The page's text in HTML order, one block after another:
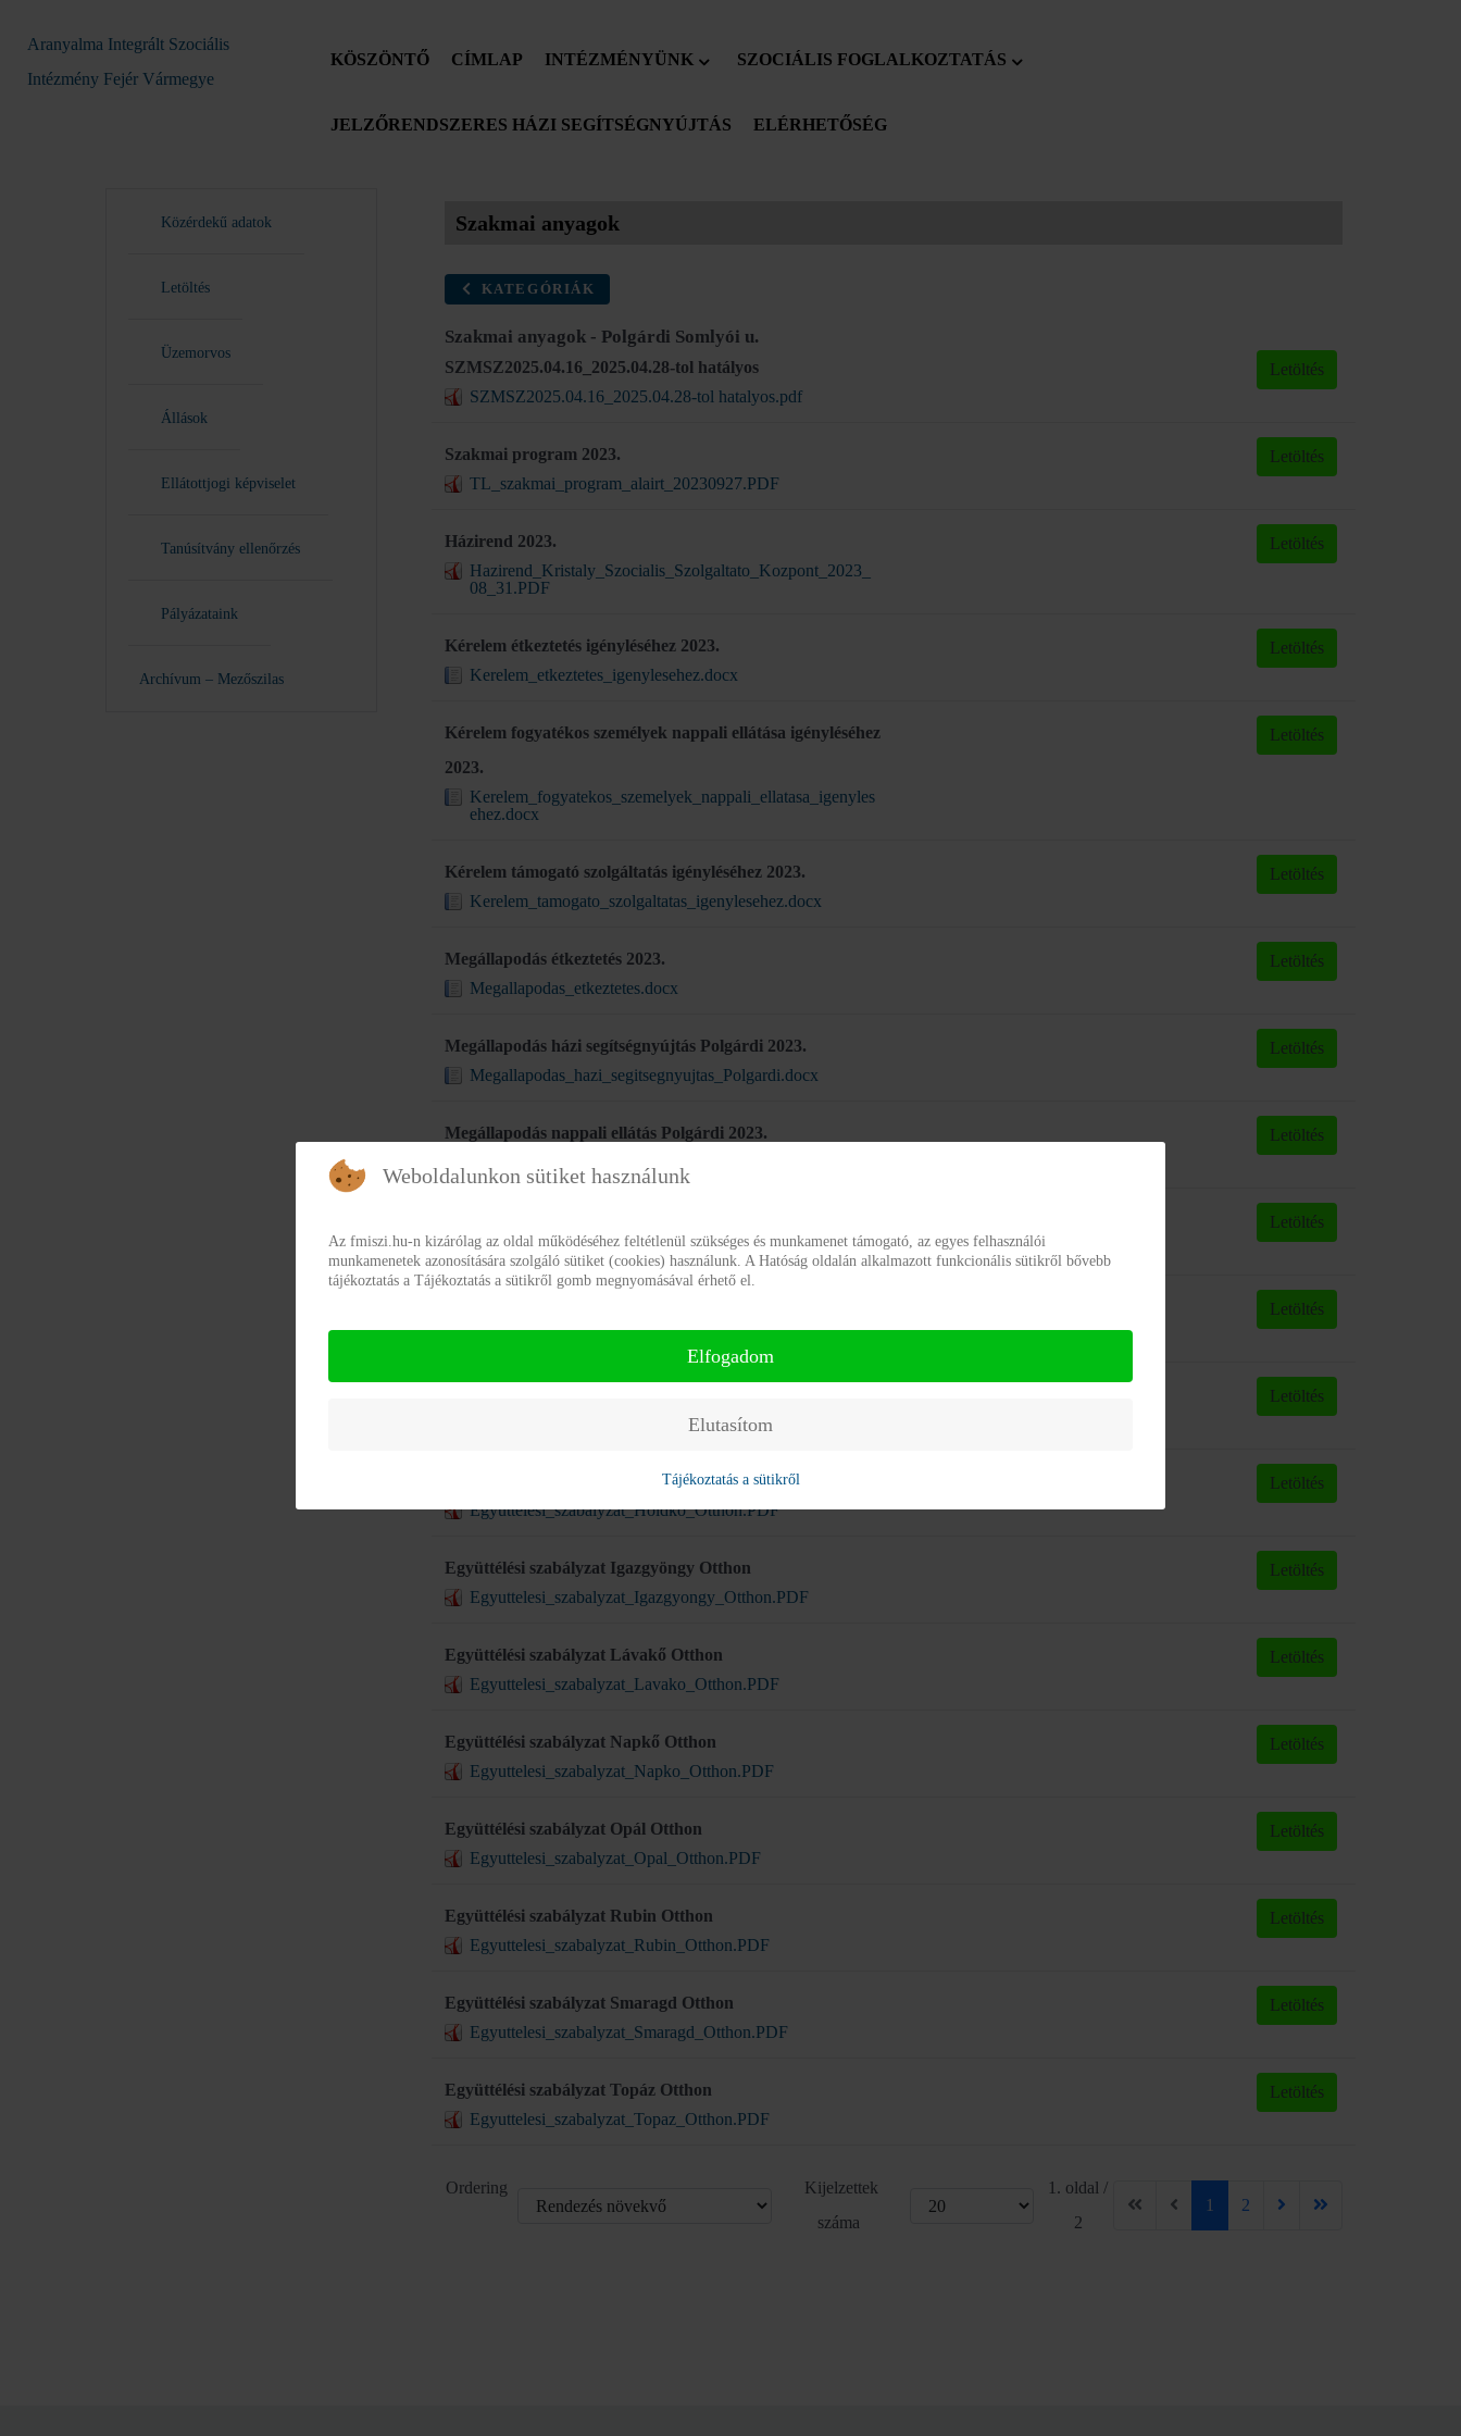
Aranyalma Integrált Szociális
Intézmény Fejér Vármegye
KÖSZÖNTŐ CÍMLAP INTÉZMÉNYÜNK SZOCIÁLIS FOGLALKOZTATÁS
JELZŐRENDSZERES HÁZI SEGÍTSÉGNYÚJTÁS ELÉRHETŐSÉG
Közérdekű adatok
Letöltés
Üzemorvos
Állások
Ellátottjogi képviselet
Tanúsítvány ellenőrzés
Pályázataink
Archívum – Mezőszilas
Szakmai anyagok
KATEGÓRIÁK
Szakmai anyagok - Polgárdi Somlyói u.
SZMSZ2025.04.16_2025.04.28-tol hatályos
SZMSZ2025.04.16_2025.04.28-tol hatalyos.pdf
Letöltés
Szakmai program 2023.
TL_szakmai_program_alairt_20230927.PDF
Letöltés
Házirend 2023.
Hazirend_Kristaly_Szocialis_Szolgaltato_Kozpont_2023_
08_31.PDF
Letöltés
Kérelem étkeztetés igényléséhez 2023.
Kerelem_etkeztetes_igenylesehez.docx
Letöltés
Kérelem fogyatékos személyek nappali ellátása igényléséhez
2023.
Kerelem_fogyatekos_szemelyek_nappali_ellatasa_igenyles
ehez.docx
Letöltés
Kérelem támogató szolgáltatás igényléséhez 2023.
Kerelem_tamogato_szolgaltatas_igenylesehez.docx
Letöltés
Megállapodás étkeztetés 2023.
Megallapodas_etkeztetes.docx
Letöltés
Megállapodás házi segítségnyújtás Polgárdi 2023.
Megallapodas_hazi_segitsegnyujtas_Polgardi.docx
Letöltés
Megállapodás nappali ellátás Polgárdi 2023.
Letöltés
Megallapodas_tamogato_szolgaltatas_Polgardi.docx
Letöltés
Megallapodas_tamogatott_lakhatas.docx
Letöltés
Egyuttelesi_szabalyzat_Gyemant_Otthon.PDF
Letöltés
Együttélési szabályzat Holdkő Otthon
Egyuttelesi_szabalyzat_Holdko_Otthon.PDF
Letöltés
Együttélési szabályzat Igazgyöngy Otthon
Egyuttelesi_szabalyzat_Igazgyongy_Otthon.PDF
Letöltés
Együttélési szabályzat Lávakő Otthon
Egyuttelesi_szabalyzat_Lavako_Otthon.PDF
Letöltés
Együttélési szabályzat Napkő Otthon
Egyuttelesi_szabalyzat_Napko_Otthon.PDF
Letöltés
Együttélési szabályzat Opál Otthon
Egyuttelesi_szabalyzat_Opal_Otthon.PDF
Letöltés
Együttélési szabályzat Rubin Otthon
Egyuttelesi_szabalyzat_Rubin_Otthon.PDF
Letöltés
Együttélési szabályzat Smaragd Otthon
Egyuttelesi_szabalyzat_Smaragd_Otthon.PDF
Letöltés
Együttélési szabályzat Topáz Otthon
Egyuttelesi_szabalyzat_Topaz_Otthon.PDF
Letöltés
Ordering
Kijelzettek
száma
1. oldal /
2
1 2
Weboldalunkon sütiket használunk
Az fmiszi.hu-n kizárólag az oldal működéséhez feltétlenül szükséges és munkamenet támogató, az egyes felhasználói
munkamenetek azonosítására szolgáló sütiket (cookies) használunk. A Hatóság oldalán alkalmazott funkcionális sütikről bővebb
tájékoztatás a Tájékoztatás a sütikről gomb megnyomásával érhető el.
Elfogadom
Elutasítom
Tájékoztatás a sütikről